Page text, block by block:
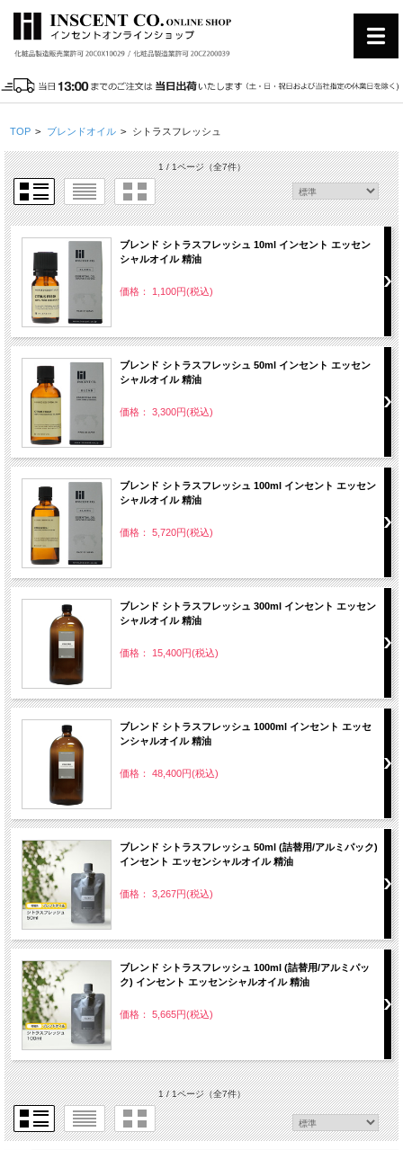
TOP > ブレンドオイル > シトラスフレッシュ
1 / 1ページ（全7件）
ブレンド シトラスフレッシュ 10ml インセント エッセン
シャルオイル 精油
価格： 1,100円(税込)
ブレンド シトラスフレッシュ 50ml インセント エッセン
シャルオイル 精油
価格： 3,300円(税込)
ブレンド シトラスフレッシュ 100ml インセント エッセン
シャルオイル 精油
価格： 5,720円(税込)
ブレンド シトラスフレッシュ 300ml インセント エッセン
シャルオイル 精油
価格： 15,400円(税込)
ブレンド シトラスフレッシュ 1000ml インセント エッセ
ンシャルオイル 精油
価格： 48,400円(税込)
ブレンド シトラスフレッシュ 50ml (詰替用/アルミパック)
インセント エッセンシャルオイル 精油
価格： 3,267円(税込)
ブレンド シトラスフレッシュ 100ml (詰替用/アルミパッ
ク) インセント エッセンシャルオイル 精油
価格： 5,665円(税込)
1 / 1ページ（全7件）